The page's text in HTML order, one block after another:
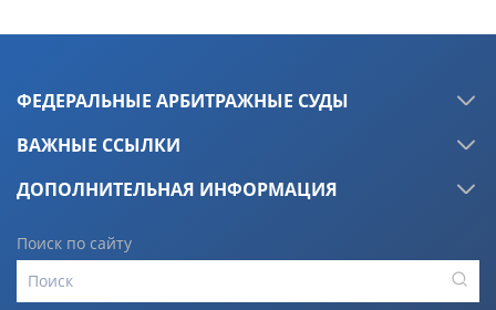
ФЕДЕРАЛЬНЫЕ АРБИТРАЖНЫЕ СУДЫ
ВАЖНЫЕ ССЫЛКИ
ДОПОЛНИТЕЛЬНАЯ ИНФОРМАЦИЯ
Поиск по сайту